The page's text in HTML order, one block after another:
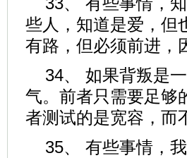
些人，知道是爱，但
有路，但必须前进，
34、 如果背叛是
气。前者只需要足够
者测试的是宽容，而
35、 有些事情，